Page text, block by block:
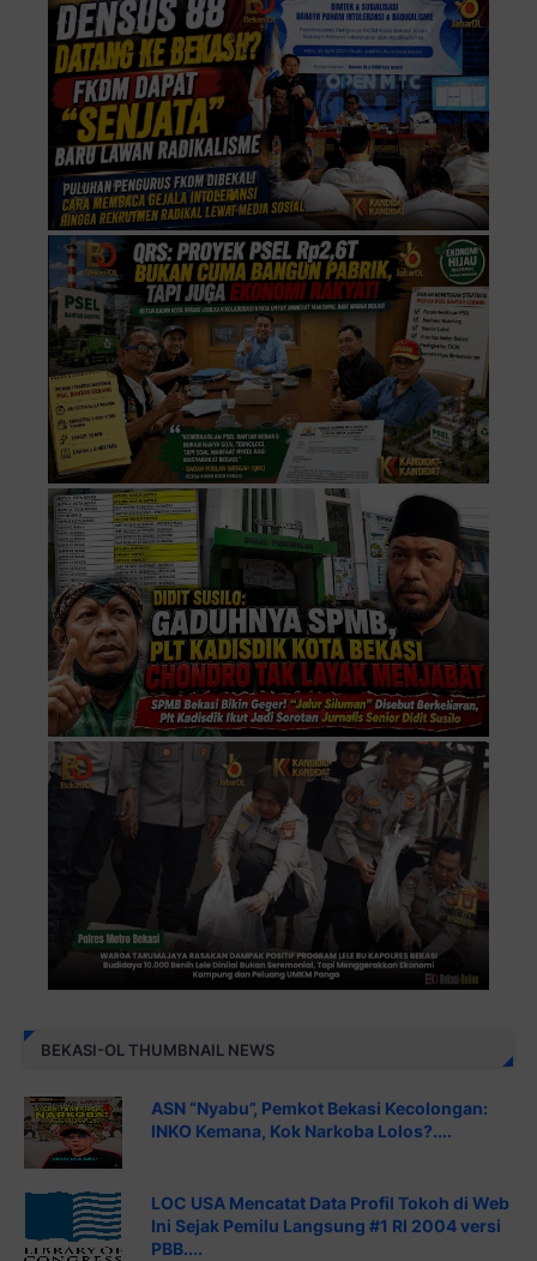
BEKASI-OL THUMBNAIL NEWS
ASN “Nyabu”, Pemkot Bekasi Kecolongan:
INKO Kemana, Kok Narkoba Lolos?....
LOC USA Mencatat Data Profil Tokoh di Web
Ini Sejak Pemilu Langsung #1 RI 2004 versi
PBB....